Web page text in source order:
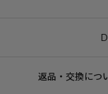
返品・交換につ